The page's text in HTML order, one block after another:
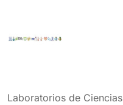
Laboratorios de Ciencias